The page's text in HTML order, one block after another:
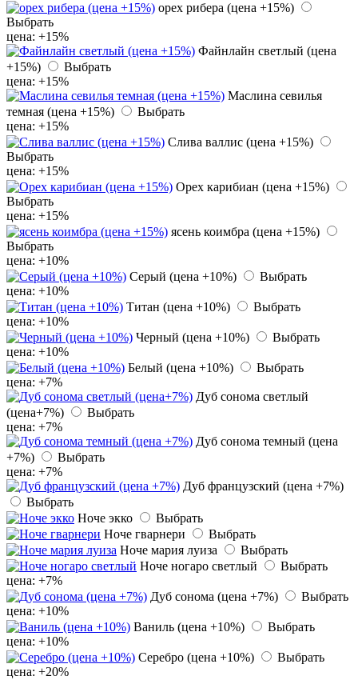
орех рибера (цена +15%)
Выбрать
цена: +15%
Файнлайн светлый (цена
+15%)
Выбрать
цена: +15%
Маслина севилья
темная (цена +15%)
Выбрать
цена: +15%
Слива валлис (цена +15%)
Выбрать
цена: +15%
Орех карибиан (цена +15%)
Выбрать
цена: +15%
ясень коимбра (цена +15%)
Выбрать
цена: +10%
Серый (цена +10%)
Выбрать
цена: +10%
Титан (цена +10%)
Выбрать
цена: +10%
Черный (цена +10%)
Выбрать
цена: +10%
Белый (цена +10%)
Выбрать
цена: +7%
Дуб сонома светлый
(цена+7%)
Выбрать
цена: +7%
Дуб сонома темный (цена
+7%)
Выбрать
цена: +7%
Дуб французский (цена +7%)
Выбрать
Ноче экко
Выбрать
Ноче гварнери
Выбрать
Ноче мария луиза
Выбрать
Ноче ногаро светлый
Выбрать
цена: +7%
Дуб сонома (цена +7%)
Выбрать
цена: +10%
Ваниль (цена +10%)
Выбрать
цена: +10%
Серебро (цена +10%)
Выбрать
цена: +20%